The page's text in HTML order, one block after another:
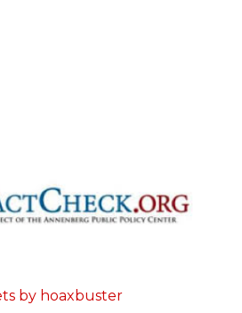
by hoaxbuster